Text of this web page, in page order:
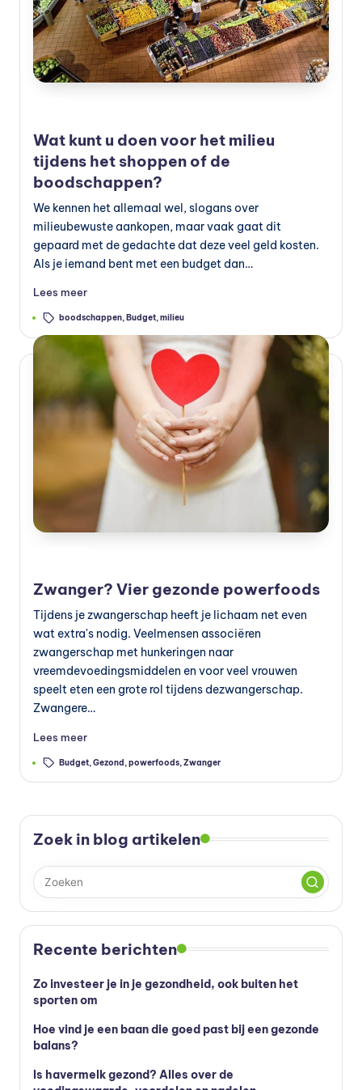
e
v
o
d
in
g
v
o
e
d
in
g
s
u
p
le
m
n
t
e
n
e
n
vi
t
m
in
e
s
k
o
p
e
n
?
Wat kunt u doen voor het milieu
tijdens het shoppen of de
boodschappen?
We kennen het allemaal wel, slogans over
milieubewuste aankopen, maar vaak gaat dit
gepaard met de gedachte dat deze veel geld kosten.
Als je iemand bent met een budget dan…
Lees meer
Tags: boodschappen, Budget,milieu
Zwanger? Vier gezonde powerfoods
Tijdens je zwangerschap heeft je lichaam net even
wat extra's nodig. Veelmensen associëren
zwangerschap met hunkeringen naar
vreemdevoedingsmiddelen en voor veel vrouwen
speelt eten een grote rol tijdens dezwangerschap.
Zwangere…
Lees meer
Tags: Budget,Gezond,powerfoods,Zwanger
Zoek in blog artikelen
Recente berichten
Zo investeer je in je gezondheid, ook buiten het
sporten om
Hoe vind je een baan die goed past bij een gezonde
balans?
Is havermelk gezond? Alles over de